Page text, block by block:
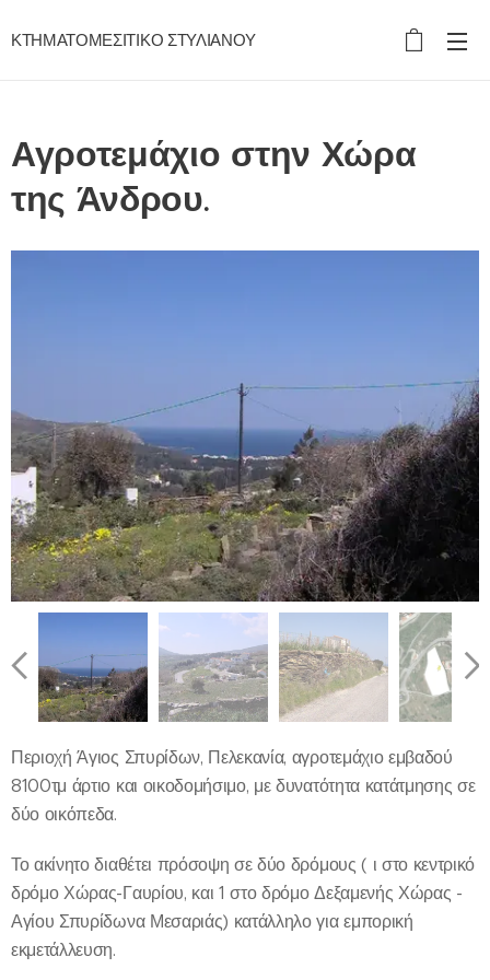
ΚΤΗΜΑΤΟΜΕΣΙΤΙΚΟ ΣΤΥΛΙΑΝΟΥ
Αγροτεμάχιο στην Χώρα
της Άνδρου.
Περιοχή Άγιος Σπυρίδων, Πελεκανία, αγροτεμάχιο εμβαδού
8100τμ άρτιο και οικοδομήσιμο, με δυνατότητα κατάτμησης σε
δύο οικόπεδα.
Το ακίνητο διαθέτει πρόσοψη σε δύο δρόμους ( ι στο κεντρικό
δρόμο Χώρας-Γαυρίου, και 1 στο δρόμο Δεξαμενής Χώρας -
Αγίου Σπυρίδωνα Μεσαριάς) κατάλληλο για εμπορική
εκμετάλλευση.